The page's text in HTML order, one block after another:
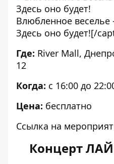
Влюбленное веселье
Здесь оно будет![/
Где: River Mall,
12
Когда: с 16:00 до
Цена: бесплатно
Ссылка на
Концерт